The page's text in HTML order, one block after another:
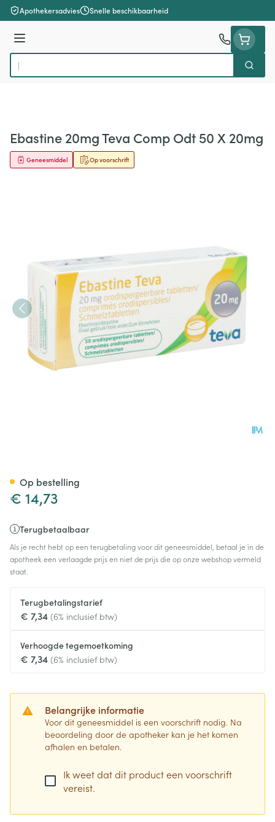
Ga naar de inhoud
Apothekersadvies Snelle beschikbaarheid
Menu
Product, merk, categorie...
Zoek
Ebastine 20mg Teva Comp Odt 50 X 20mg
Op voorschrift
Geneesmiddel
€ 14,73
Terugbetaalbaar
Als je recht hebt op een terugbetaling voor dit geneesmiddel, betaal je in de
apotheek een verlaagde prijs en niet de prijs die op onze webshop vermeld
staat.
Terugbetalingstarief
€ 7,34 (6% inclusief btw)
Verhoogde tegemoetkoming
€ 7,34 (6% inclusief btw)
Belangrijke informatie
Voor dit geneesmiddel is een voorschrift nodig. Na
beoordeling door de apotheker kan je het komen
afhalen en betalen.
Ik weet dat dit product een voorschrift
vereist.
Op bestelling